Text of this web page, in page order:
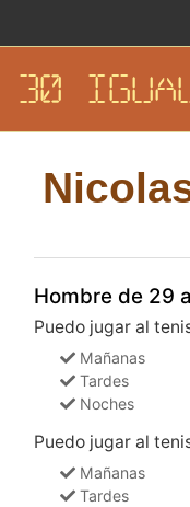
30
Hombre de 29
Puedo jugar al
Mañanas
Tardes
Noches
Puedo jugar al
Mañanas
Tardes